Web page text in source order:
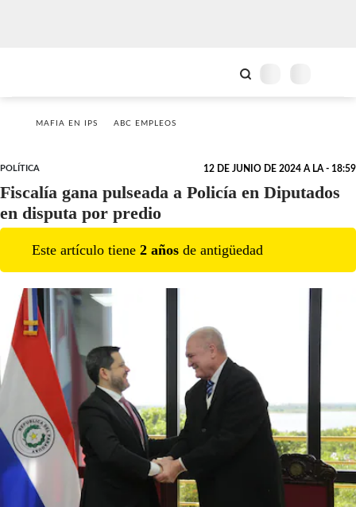
MAFIA EN IPS ABC EMPLEOS
POLÍTICA 12 DE JUNIO DE 2024 A LA - 18:59
Fiscalía gana pulseada a Policía en Diputados
en disputa por predio
Este artículo tiene 2 años de antigüedad